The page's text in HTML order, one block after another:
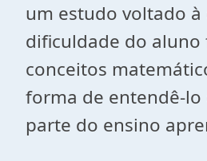
um estudo voltado à
dificuldade do aluno
conceitos
forma de entendê-
parte do ensino